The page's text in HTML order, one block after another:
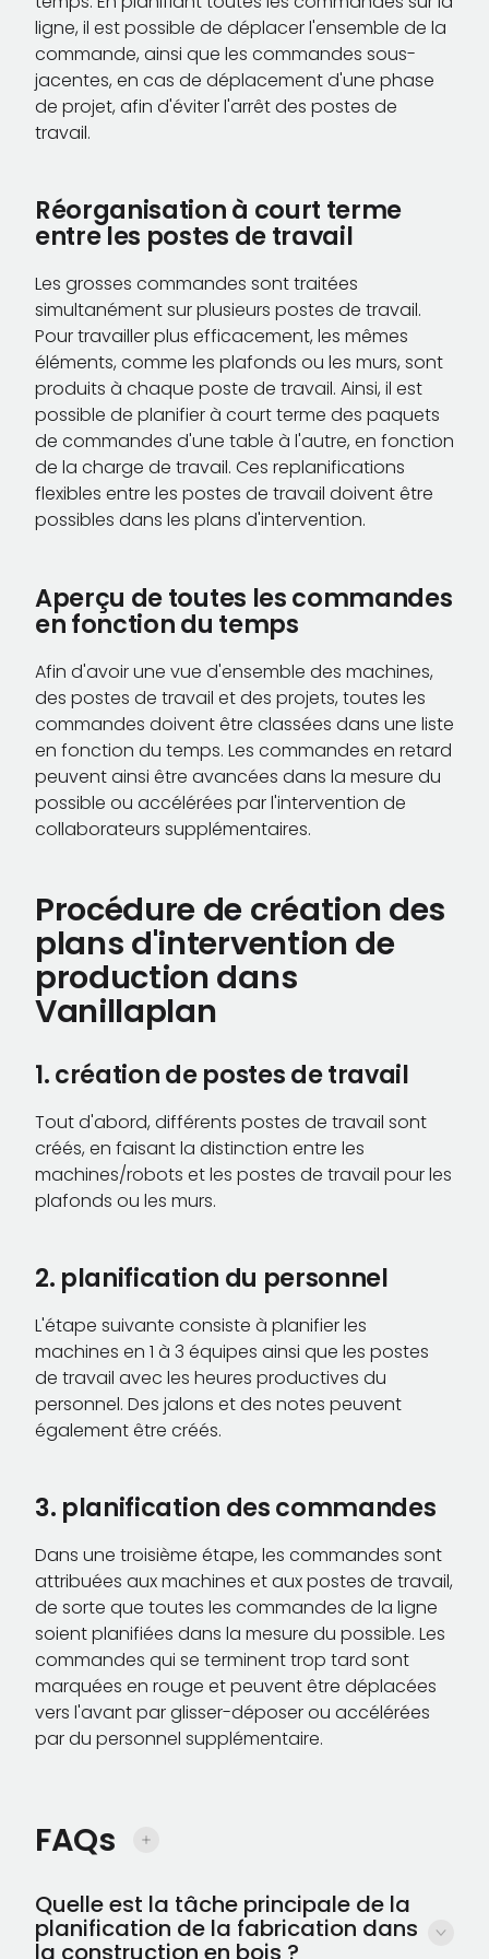
ligne, il est possible de déplacer l'ensemble de la
commande, ainsi que les commandes sous-
jacentes, en cas de déplacement d'une phase
de projet, afin d'éviter l'arrêt des postes de
travail.
Réorganisation à court terme
entre les postes de travail
Les grosses commandes sont traitées
simultanément sur plusieurs postes de travail.
Pour travailler plus efficacement, les mêmes
éléments, comme les plafonds ou les murs, sont
produits à chaque poste de travail. Ainsi, il est
possible de planifier à court terme des paquets
de commandes d'une table à l'autre, en fonction
de la charge de travail. Ces replanifications
flexibles entre les postes de travail doivent être
possibles dans les plans d'intervention.
Aperçu de toutes les commandes
en fonction du temps
Afin d'avoir une vue d'ensemble des machines,
des postes de travail et des projets, toutes les
commandes doivent être classées dans une liste
en fonction du temps. Les commandes en retard
peuvent ainsi être avancées dans la mesure du
possible ou accélérées par l'intervention de
collaborateurs supplémentaires.
Procédure de création des
plans d'intervention de
production dans
Vanillaplan
1. création de postes de travail
Tout d'abord, différents postes de travail sont
créés, en faisant la distinction entre les
machines/robots et les postes de travail pour les
plafonds ou les murs.
2. planification du personnel
L'étape suivante consiste à planifier les
machines en 1 à 3 équipes ainsi que les postes
de travail avec les heures productives du
personnel. Des jalons et des notes peuvent
également être créés.
3. planification des commandes
Dans une troisième étape, les commandes sont
attribuées aux machines et aux postes de travail,
de sorte que toutes les commandes de la ligne
soient planifiées dans la mesure du possible. Les
commandes qui se terminent trop tard sont
marquées en rouge et peuvent être déplacées
vers l'avant par glisser-déposer ou accélérées
par du personnel supplémentaire.
FAQs
Quelle est la tâche principale de la
planification de la fabrication dans
la construction en bois ?